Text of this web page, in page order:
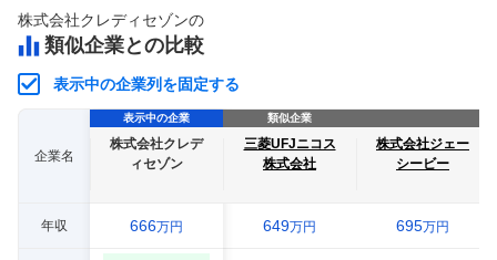
株式会社クレディセゾンの
類似企業との比較
表示中の企業列を固定する
企業名
年収
表示中の企業
株式会社クレデ
ィセゾン
666万円
類似企業
三菱UFJニコス
株式会社
649万円
株式会社ジェー
シービー
695万円